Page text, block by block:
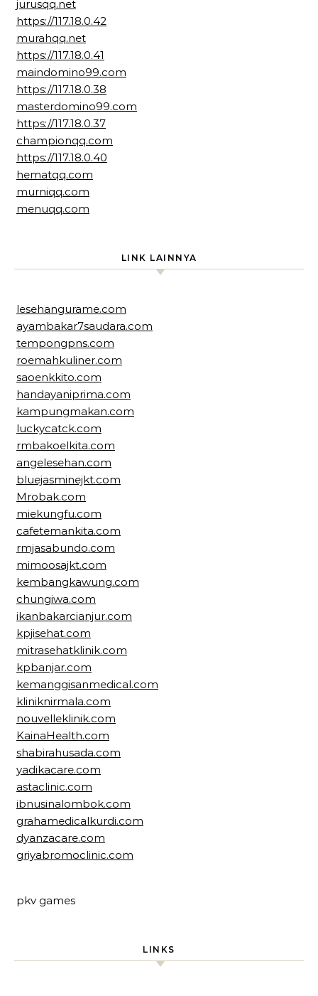
jurusqq.net
https://117.18.0.42
murahqq.net
https://117.18.0.41
maindomino99.com
https://117.18.0.38
masterdomino99.com
https://117.18.0.37
championqq.com
https://117.18.0.40
hematqq.com
murniqq.com
menuqq.com
LINK LAINNYA
lesehangurame.com
ayambakar7saudara.com
tempongpns.com
roemahkuliner.com
saoenkkito.com
handayaniprima.com
kampungmakan.com
luckycatck.com
rmbakoelkita.com
angelesehan.com
bluejasminejkt.com
Mrobak.com
miekungfu.com
cafetemankita.com
rmjasabundo.com
mimoosajkt.com
kembangkawung.com
chungiwa.com
ikanbakarcianjur.com
kpjisehat.com
mitrasehatklinik.com
kpbanjar.com
kemanggisanmedical.com
kliniknirmala.com
nouvelleklinik.com
KainaHealth.com
shabirahusada.com
yadikacare.com
astaclinic.com
ibnusinalombok.com
grahamedicalkurdi.com
dyanzacare.com
griyabromoclinic.com
pkv games
LINKS